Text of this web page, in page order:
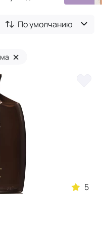
По умолчанию
×
5